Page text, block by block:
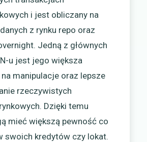
i jest obliczany na
z rynku repo oraz
Jedną z głównych
u jest jego większa
manipulacje oraz lepsze
rzeczywistych
Dzięki temu
mieć większą pewność co
swoich kredytów czy lokat.